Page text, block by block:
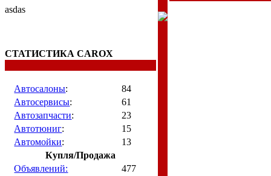
asdas
СТАТИСТИКА CAROX
Автосалоны:
84
Автосервисы:
61
Автозапчасти:
23
Автотюниг:
15
Автомойки:
13
Купля/Продажа
Объявлений:
477